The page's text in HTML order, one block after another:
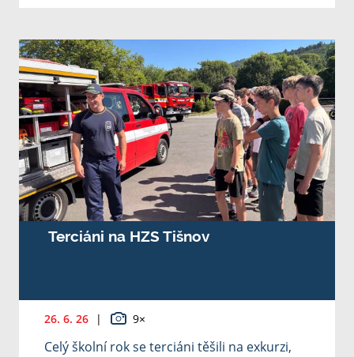
Terciáni na HZS Tišnov
26. 6. 26 | 9×
Celý školní rok se terciáni těšili na exkurzi,